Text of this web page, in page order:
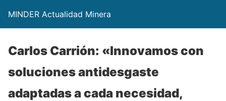
MINDER Actualidad Minera
Carlos Carrión: «Innovamos con
soluciones antidesgaste
adaptadas a cada necesidad,